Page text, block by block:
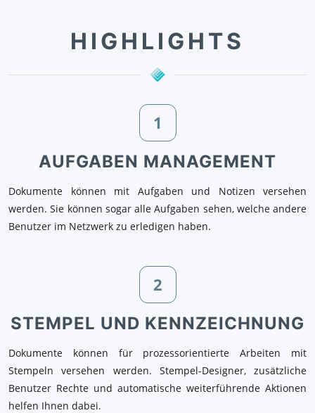
HIGHLIGHTS
1
AUFGABEN MANAGEMENT
Dokumente können mit Aufgaben und Notizen versehen
werden. Sie können sogar alle Aufgaben sehen, welche andere
Benutzer im Netzwerk zu erledigen haben.
2
STEMPEL UND KENNZEICHNUNG
Dokumente können für prozessorientierte Arbeiten mit
Stempeln versehen werden. Stempel-Designer, zusätzliche
Benutzer Rechte und automatische weiterführende Aktionen
helfen Ihnen dabei.